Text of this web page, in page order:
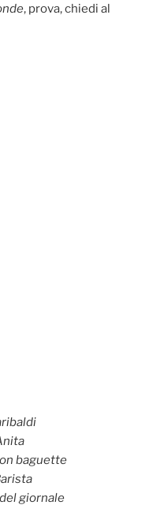
, prova, chiedi al
baguette
giornale